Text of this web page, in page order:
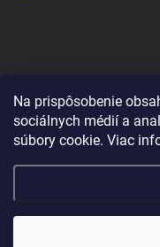
Na prispôsobenie
sociálnych médií a
súbory cookie. Viac